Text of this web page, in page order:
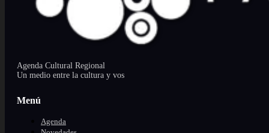
Agenda Cultural Regional
Un medio entre la cultura y vos
Menú
Agenda